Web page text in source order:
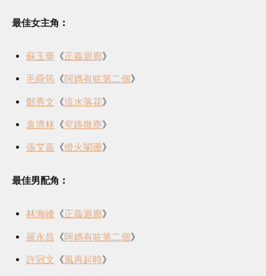
最佳女主角︰
蘇玉華 《正義迴廊》
毛舜筠 《阿媽有咗第二個 》
鄭秀文 《流水落花》
袁澧林 《窄路微塵》
張艾嘉 《燈火闌珊》
最佳男配角︰
林海峰 《正義迴廊》
羅永昌 《阿媽有咗第二個》
許冠文 《風再起時》